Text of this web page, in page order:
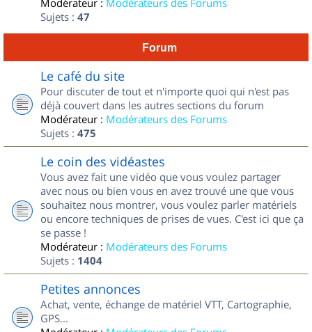
Modérateur : Modérateurs des Forums
Sujets : 47
Forum
Le café du site
Pour discuter de tout et n'importe quoi qui n'est pas
déjà couvert dans les autres sections du forum
Modérateur : Modérateurs des Forums
Sujets : 475
Le coin des vidéastes
Vous avez fait une vidéo que vous voulez partager
avec nous ou bien vous en avez trouvé une que vous
souhaitez nous montrer, vous voulez parler matériels
ou encore techniques de prises de vues. C'est ici que ça
se passe !
Modérateur : Modérateurs des Forums
Sujets : 1404
Petites annonces
Achat, vente, échange de matériel VTT, Cartographie,
GPS...